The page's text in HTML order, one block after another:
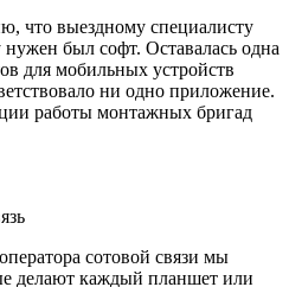
что выездному специалисту
был софт. Оставалась одна
для мобильных устройств
ни одно приложение.
работы монтажных бригад
сотовой связи мы
делают каждый планшет или